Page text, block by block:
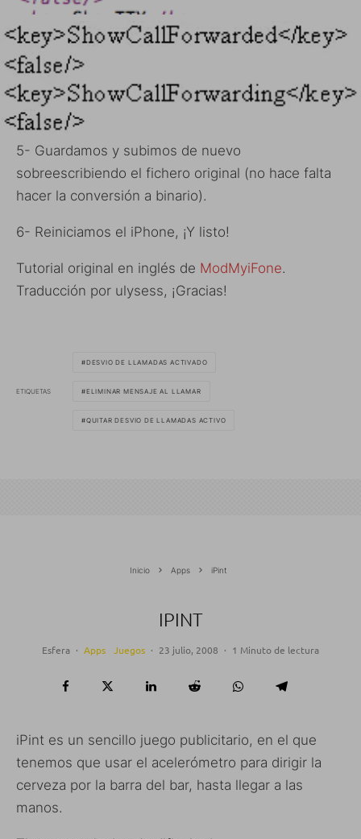
5- Guardamos y subimos de nuevo
sobreescribiendo el fichero original (no hace falta
hacer la conversión a binario).
6- Reiniciamos el iPhone, ¡Y listo!
Tutorial original en inglés de ModMyiFone.
Traducción por ulysess, ¡Gracias!
ETIQUETAS
DESVIO DE LLAMADAS ACTIVADO
ELIMINAR MENSAJE AL LLAMAR
QUITAR DESVIO DE LLAMADAS ACTIVO
Inicio Apps iPint
IPINT
Esfera · Apps Juegos · 23 julio, 2008 · 1 Minuto de lectura
iPint es un sencillo juego publicitario, en el que
tenemos que usar el acelerómetro para dirigir la
cerveza por la barra del bar, hasta llegar a las
manos.